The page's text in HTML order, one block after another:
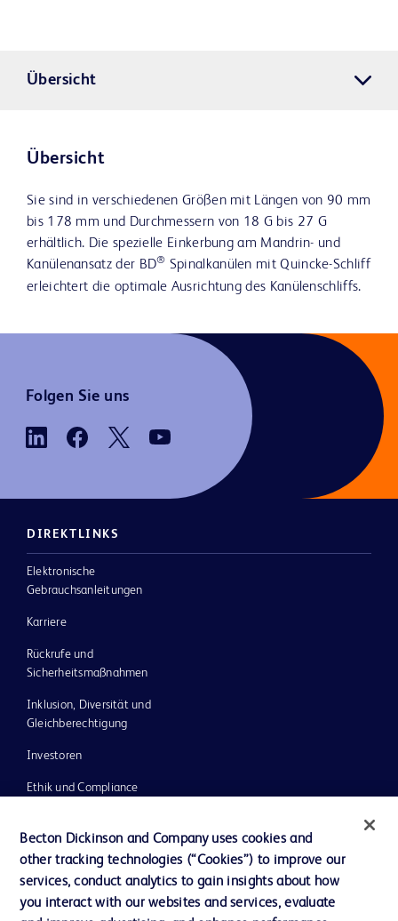
Übersicht
Übersicht
Sie sind in verschiedenen Größen mit Längen von 90 mm
bis 178 mm und Durchmessern von 18 G bis 27 G
erhältlich. Die spezielle Einkerbung am Mandrin- und
Kanülenansatz der BD® Spinalkanülen mit Quincke-Schliff
erleichtert die optimale Ausrichtung des Kanülenschliffs.
Folgen Sie uns
DIREKTLINKS
Elektronische
Gebrauchsanleitungen
Karriere
Rückrufe und
Sicherheitsmaßnahmen
Inklusion, Diversität und
Gleichberechtigung
Investoren
Ethik und Compliance
Neuigkeiten, Medien und Blogs
Support
Unser Unternehmen
Becton Dickinson and Company uses cookies and
other tracking technologies (“Cookies”) to improve our
services, conduct analytics to gain insights about how
you interact with our websites and services, evaluate